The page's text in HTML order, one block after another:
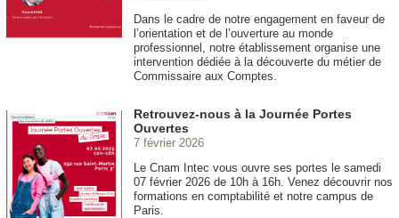
Dans le cadre de notre engagement en faveur de
l’orientation et de l’ouverture au monde
professionnel, notre établissement organise une
intervention dédiée à la découverte du métier de
Commissaire aux Comptes.
Retrouvez-nous à la Journée Portes
Ouvertes
7 février 2026
Le Cnam Intec vous ouvre ses portes le samedi
07 février 2026 de 10h à 16h. Venez découvrir nos
formations en comptabilité et notre campus de
Paris.